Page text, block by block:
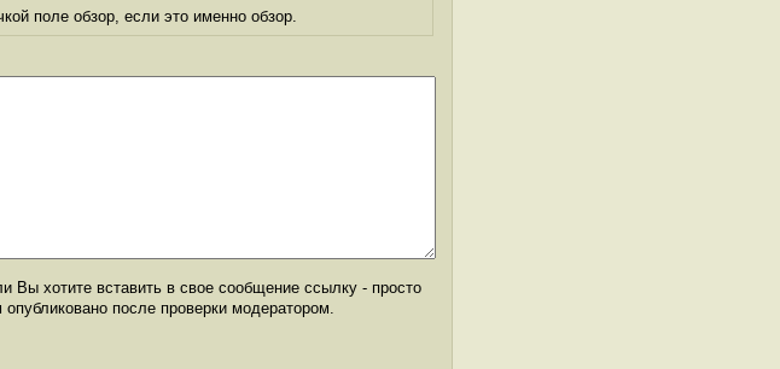
поле обзор, если это именно обзор.
Вы хотите вставить в свое сообщение ссылку - просто
после проверки модератором.